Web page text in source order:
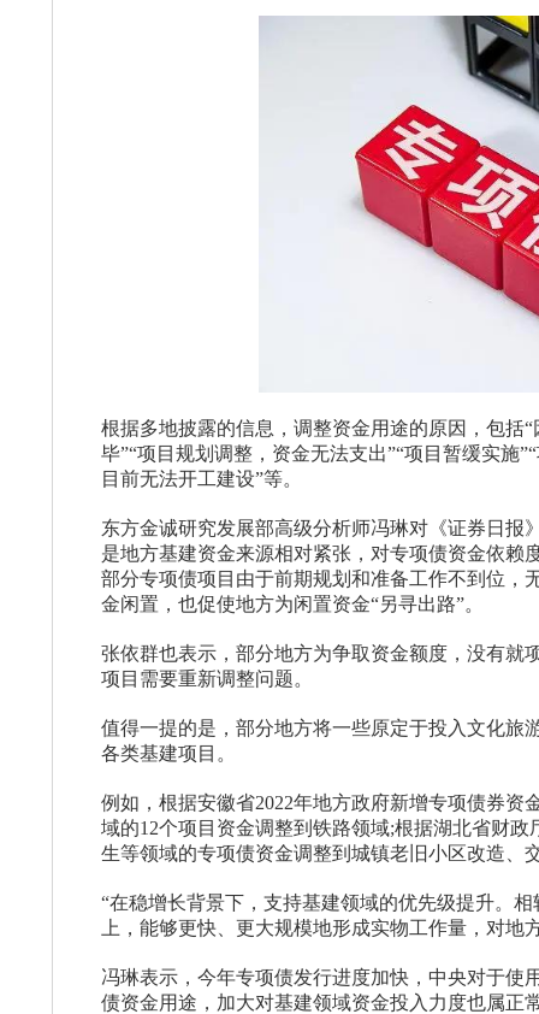
根据多地披露的信息，调整资金用途的原因，包括
毕”“项目规划调整，资金无法支出”“项目暂缓实施
目前无法开工建设”等。
东方金诚研究发展部高级分析师冯琳对《证券日报
是地方基建资金来源相对紧张，对专项债资金依赖
部分专项债项目由于前期规划和准备工作不到位，
金闲置，也促使地方为闲置资金“另寻出路”。
张依群也表示，部分地方为争取资金额度，没有就
项目需要重新调整问题。
值得一提的是，部分地方将一些原定于投入文化旅
各类基建项目。
例如，根据安徽省2022年地方政府新增专项债券
域的12个项目资金调整到铁路领域;根据湖北省财
生等领域的专项债资金调整到城镇老旧小区改造、
“在稳增长背景下，支持基建领域的优先级提升。
上，能够更快、更大规模地形成实物工作量，对
冯琳表示，今年专项债发行进度加快，中央对于使
债资金用途，加大对基建领域资金投入力度也属正